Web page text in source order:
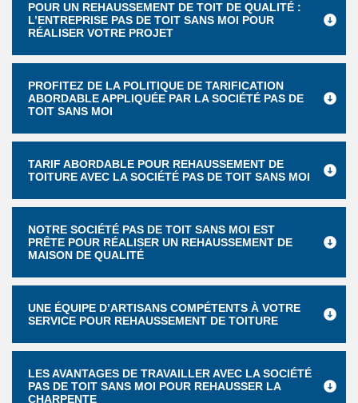
POUR UN REHAUSSEMENT DE TOIT DE QUALITÉ :
L’ENTREPRISE PAS DE TOIT SANS MOI POUR
RÉALISER VOTRE PROJET
PROFITEZ DE LA POLITIQUE DE TARIFICATION
ABORDABLE APPLIQUÉE PAR LA SOCIÉTÉ PAS DE
TOIT SANS MOI
TARIF ABORDABLE POUR REHAUSSEMENT DE
TOITURE AVEC LA SOCIÉTÉ PAS DE TOIT SANS MOI
NOTRE SOCIÉTÉ PAS DE TOIT SANS MOI EST
PRÊTE POUR RÉALISER UN REHAUSSEMENT DE
MAISON DE QUALITÉ
UNE ÉQUIPE D’ARTISANS COMPÉTENTS À VOTRE
SERVICE POUR REHAUSSEMENT DE TOITURE
LES AVANTAGES DE TRAVAILLER AVEC LA SOCIÉTÉ
PAS DE TOIT SANS MOI POUR REHAUSSER LA
CHARPENTE